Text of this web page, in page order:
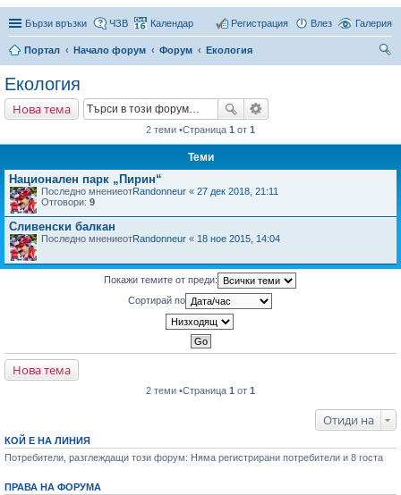
Бързи връзки Галерия
ЧЗВ Календар Влез
Регистрация
Портал Начало форум Форум
Екология
Екология
Нова тема
2 теми •Страница 1 от 1
Теми
Национален парк „Пирин“
Последно мнениеотRandonneur « 27 дек 2018, 21:11
Отговори: 9
Сливенски балкан
Последно мнениеотRandonneur « 18 ное 2015, 14:04
Покажи темите от преди:
Сортирай по
Нова тема
2 теми •Страница 1 от 1
Отиди на
КОЙ Е НА ЛИНИЯ
Потребители, разглеждащи този форум: Няма регистрирани потребители и 8 госта
ПРАВА НА ФОРУМА